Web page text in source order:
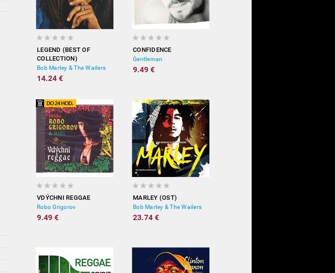
LEGEND (BEST OF
COLLECTION)
Bob Marley & The Wailers
14.24 €
CONFIDENCE
Gentleman
9.49 €
VDÝCHNI REGGAE
Robo Grigorov
9.49 €
MARLEY (OST)
Bob Marley & The Wailers
23.74 €